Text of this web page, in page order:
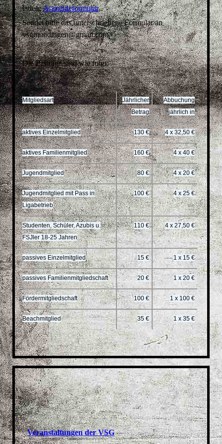
laden:Anmeldeformular
Sendet bitte das unterschriebene Formular an
vsgmundingen@gmail.com
Die Beiträge sind wie folgt:
Mitgliedsart
Jährlicher
Betrag
Abbuchung
jährlich in
aktives Einzelmitglied 130 € 4 x 32,50 €
aktives Familienmitglied 160 € 4 x 40 €
Jugendmitglied 80 € 4 x 20 €
Jugendmitglied mit Pass in
Ligabetrieb
100 € 4 x 25 €
Studenten, Schüler, Azubis u.
FSJler 18-25 Jahren
110 € 4 x 27,50 €
passives Einzelmitglied 15 € 1 x 15 €
passives Familienmitgliedschaft 20 € 1 x 20 €
Fördermitgliedschaft 100 € 1 x 100 €
Beachmitglied 35 € 1 x 35 €
Veranstaltungen der VSG